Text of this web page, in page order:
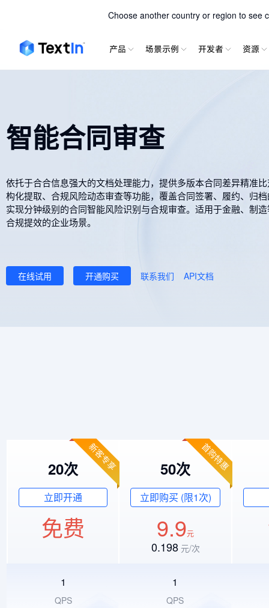
Choose another country or region to see
TextIn xParse
产品 场景示例 开发者 资源
智能合同审查
依托于合合信息强大的文档处理能力，提供多版本合同差异精准
构化提取、合规风险动态审查等功能，覆盖合同签署、履约、归
实现分钟级别的合同智能风险识别与合规审查。适用于金融、制
合规提效的企业场景。
在线试用 开通购买 联系我们 API文档
20次 新客专享
立即开通
免费
1
QPS
50次 首购特惠
立即购买 (限1次)
9.9元
0.198 元/次
1
QPS